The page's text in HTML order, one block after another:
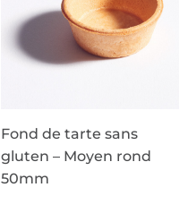
Fond de tarte sans
gluten – Moyen rond
50mm